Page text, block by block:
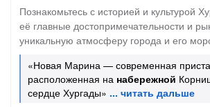
Познакомьтесь с историей и культурой
её главные достопримечательности и
уникальную атмосферу города и его
«Новая Марина — современная
расположенная на набережной
сердце Хургады»